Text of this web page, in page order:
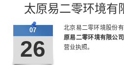
太原易二零环境有
07
26
北京易二零环境股份
原易二零环境有限公司
营业执照。